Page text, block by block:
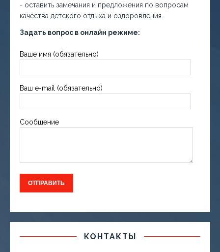
- оставить замечания и предложения по вопросам
качества детского отдыха и оздоровления.
Задать вопрос в онлайн режиме:
Ваше имя (обязательно)
Ваш e-mail (обязательно)
Сообщение
КОНТАКТЫ